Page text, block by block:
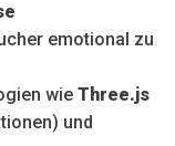
emotional zu
wie Three.js
und